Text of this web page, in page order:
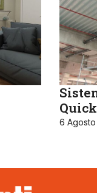
6